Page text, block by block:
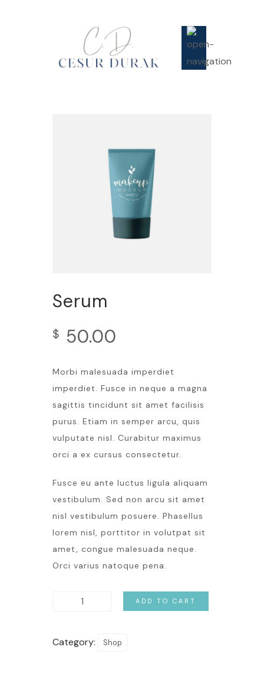
Serum
$ 50.00
Morbi malesuada imperdiet
imperdiet. Fusce in neque a magna
sagittis tincidunt sit amet facilisis
purus. Etiam in semper arcu, quis
vulputate nisl. Curabitur maximus
orci a ex cursus consectetur.
Fusce eu ante luctus ligula aliquam
vestibulum. Sed non arcu sit amet
nisl vestibulum posuere. Phasellus
lorem nisl, porttitor in volutpat sit
amet, congue malesuada neque.
Orci varius natoque pena.
ADD TO CART
Category: Shop